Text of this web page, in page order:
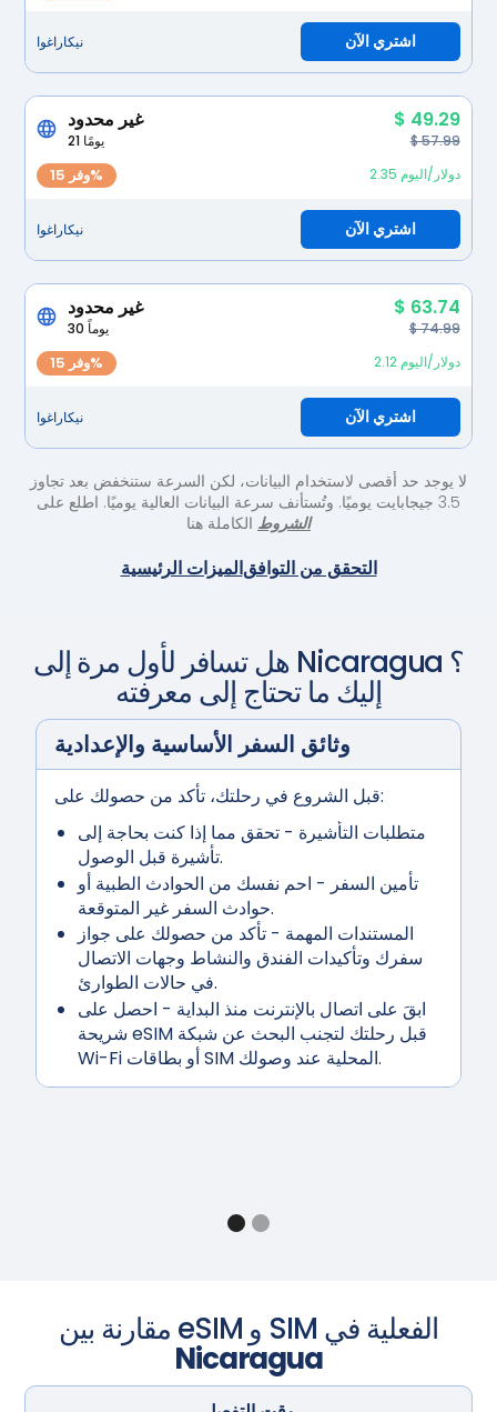
نيكاراغوا اشتري الآن
غير محدود $ 49.29
21 يومًا $ 57.99
وفر 15% 2.35 دولار/اليوم
نيكاراغوا اشتري الآن
غير محدود $ 63.74
30 يوماً $ 74.99
وفر 15% 2.12 دولار/اليوم
نيكاراغوا اشتري الآن
لا يوجد حد أقصى لاستخدام البيانات، لكن السرعة ستنخفض بعد تجاوز
3.5 جيجابايت يوميًا. وتُستأنف سرعة البيانات العالية يوميًا. اطلع على
الشروط الكاملة هنا
الميزات الرئيسيةالتحقق من التوافق
هل تسافر لأول مرة إلى Nicaragua
إليك ما تحتاج إلى معرفته
وثائق السفر الأساسية والإعدادية
قبل الشروع في رحلتك، تأكد من حصولك على:
متطلبات التأشيرة - تحقق مما إذا كنت بحاجة إلى
تأشيرة قبل الوصول.
تأمين السفر - احم نفسك من الحوادث الطبية أو
حوادث السفر غير المتوقعة.
المستندات المهمة - تأكد من حصولك على جواز
سفرك وتأكيدات الفندق والنشاط وجهات الاتصال
في حالات الطوارئ.
ابقَ على اتصال بالإنترنت منذ البداية - احصل على
شريحة eSIM قبل رحلتك لتجنب البحث عن شبكة
Wi-Fi أو بطاقات SIM المحلية عند وصولك.
مقارنة بين eSIM و SIM الفعلية في
Nicaragua